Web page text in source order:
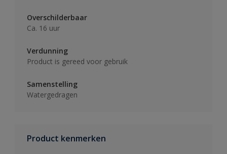
Overschilderbaar
Ca. 16 uur
Verdunning
Product is gereed voor gebruik
Samenstelling
Watergedragen
Product kenmerken